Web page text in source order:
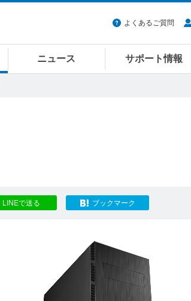
よくあるご質問
ニュース サポート情報
LINEで送る ブックマーク